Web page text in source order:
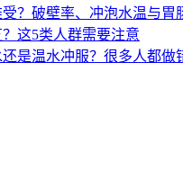
？破壁率、冲泡水温与胃
这5类人群需要注意
是温水冲服？很多人都做